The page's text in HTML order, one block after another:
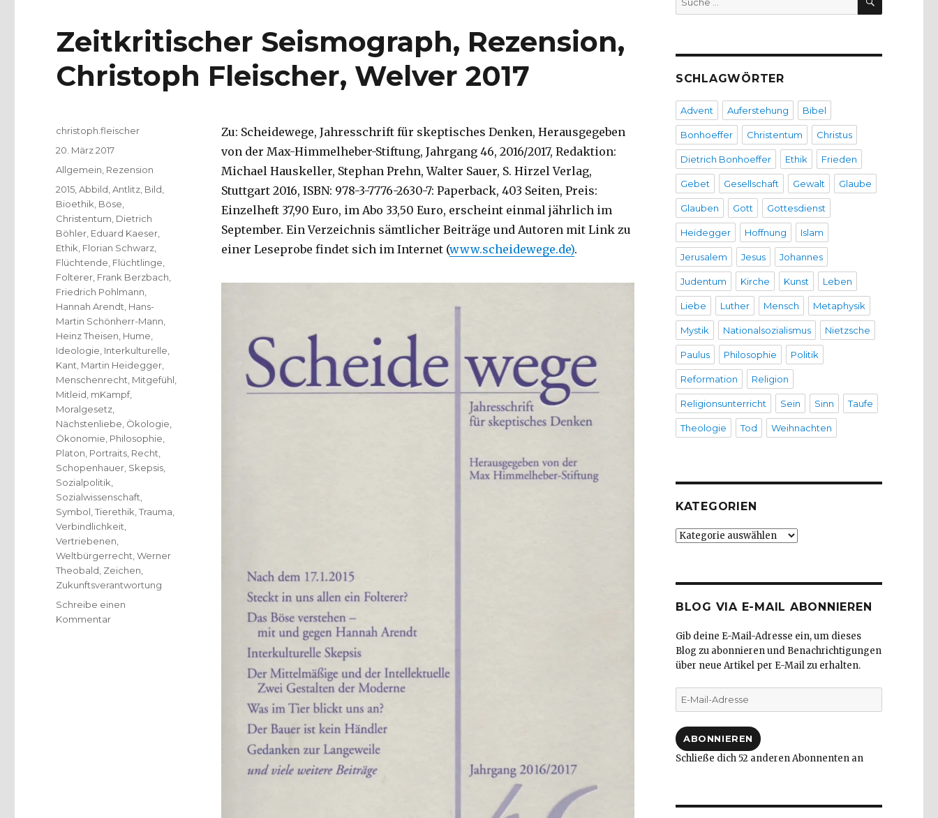
Zeitkritischer Seismograph, Rezension,
Christoph Fleischer, Welver 2017
Zu: Scheidewege, Jahresschrift für skeptisches Denken, Herausgegeben
von der Max-Himmelheber-Stiftung, Jahrgang 46, 2016/2017, Redaktion:
Michael Hauskeller, Stephan Prehn, Walter Sauer, S. Hirzel Verlag,
Stuttgart 2016, ISBN: 978-3-7776-2630-7: Paperback, 403 Seiten, Preis:
Einzelheft 37,90 Euro, im Abo 33,50 Euro, erscheint einmal jährlich im
September. Ein Verzeichnis sämtlicher Beiträge und Autoren mit Link zu
einer Leseprobe findet sich im Internet (www.scheidewege.de).
Autor
christoph.fleischer
Veröffentlicht
am
20. März 2017
Kategorien
Allgemein Rezension
Schlagwörter
2015 ,Abbild ,Antlitz Bild
Bioethik Böse
Christentum Dietrich
Böhler Eduard Kaeser
Ethik Florian Schwarz
Flüchtende Flüchtlinge
Folterer Frank Berzbach
Friedrich Pohlmann
Hannah Arendt Hans-
Martin Schönherr-Mann
Heinz Theisen Hume
Ideologie Interkulturelle
Kant Martin Heidegger
Menschenrecht Mitgefühl
Mitleid mKampf,
Moralgesetz
Nächstenliebe Ökologie
Ökonomie Philosophie
Platon Portraits Recht
Schopenhauer Skepsis
Sozialpolitik
Sozialwissenschaft
Symbol ,Tierethik ,Trauma
Verbindlichkeit
Vertriebenen
Weltbürgerrecht ,Werner
Theobald Zeichen
Zukunftsverantwortung
Schreibe einen
Kommentarzu
nach:
SCHLAGWÖRTER
Advent Auferstehung Bibel
Bonhoeffer Christentum Christus
Dietrich Bonhoeffer Ethik Frieden
Gebet Gesellschaft Gewalt Glaube
Glauben Gott Gottesdienst
Heidegger Hoffnung Islam
Jerusalem Jesus Johannes
Judentum Kirche Kunst Leben
Liebe Luther Mensch Metaphysik
Mystik Nationalsozialismus Nietzsche
Paulus Philosophie Politik
Reformation Religion
Religionsunterricht Sein Sinn Taufe
Theologie Tod Weihnachten
KATEGORIEN
Kategorien
BLOG VIA E-MAIL ABONNIEREN
Gib deine E-Mail-Adresse ein, um dieses
Blog zu abonnieren und Benachrichtigungen
über neue Artikel per E-Mail zu erhalten.
E-
Mail-
ABONNIEREN
Schließe dich 52 anderen Abonnenten an